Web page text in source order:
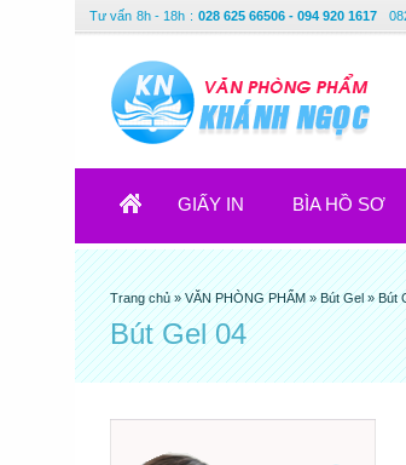
Tư vấn 8h - 18h : 028 625 66506 - 094 920 1617
GIẤY IN BÌA HỒ SƠ
Trang chủ»VĂN PHÒNG PHẨM »Bút Gel»Bút
Bút Gel 04